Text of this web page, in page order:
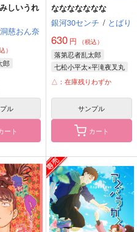
しいうれ
洞慈おん奈
）
郎
ル
ート
ななななななな
銀河30センチ / とばり
630円 （税込）
落第忍者乱太郎
七松小平太×平滝夜叉丸
七松小平太
△：在庫残りわずか
サンプル
カート